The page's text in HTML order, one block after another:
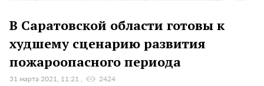
В Саратовской области готовы к
худшему сценарию развития
пожароопасного периода
31 марта 2021, 11:21 2424